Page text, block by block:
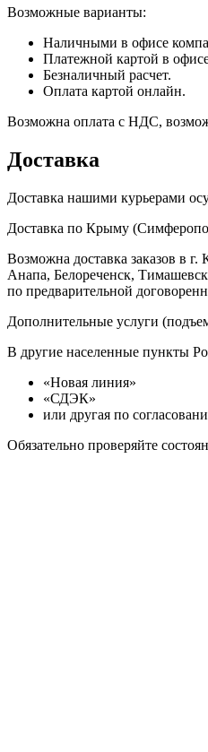
Возможные варианты:
Наличными в офисе
Платежной картой в
Безналичный расчет.
Оплата картой онлайн.
Возможна оплата с НДС,
Доставка
Доставка нашими курьерами
Доставка по Крыму
Возможна доставка заказов в
Анапа, Белореченск,
по предварительной
Дополнительные услуги
В другие населенные пункты
«Новая линия»
«СДЭК»
или другая по
Обязательно проверяйте